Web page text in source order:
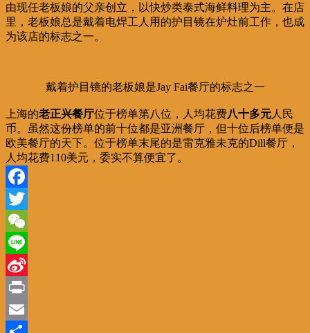
由现任老板娘的父亲创立，以快炒类泰式海鲜料理为主。在店
里，老板娘总是戴着电焊工人用的护目镜在炉灶前工作，也成
为该店的标志之一。
戴着护目镜的老板娘是Jay Fai餐厅的标志之一
上海的老正兴餐厅位于榜单第八位，人均花费八十多元人民
币。虽然这份榜单的前十位都是亚洲餐厅，但十位后榜单便是
欧美餐厅的天下。位于榜单末尾的是雷克雅未克的Dill餐厅，
人均花费110美元，委实不算便宜了。
Facebook
Twitter
WeChat
Line
Sina
Weibo
Print